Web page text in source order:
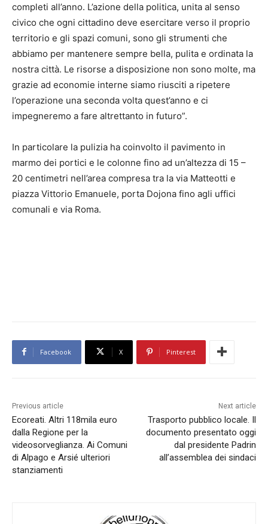
completi all’anno. L’azione della politica, unita al senso
civico che ogni cittadino deve esercitare verso il proprio
territorio e gli spazi comuni, sono gli strumenti che
abbiamo per mantenere sempre bella, pulita e ordinata la
nostra città. Le risorse a disposizione non sono molte, ma
grazie ad economie interne siamo riusciti a ripetere
l’operazione una seconda volta quest’anno e ci
impegneremo a fare altrettanto in futuro”.
In particolare la pulizia ha coinvolto il pavimento in
marmo dei portici e le colonne fino ad un’altezza di 15 –
20 centimetri nell’area compresa tra la via Matteotti e
piazza Vittorio Emanuele, porta Dojona fino agli uffici
comunali e via Roma.
Facebook X Pinterest
Previous article
Ecoreati. Altri 118mila euro
dalla Regione per la
videosorveglianza. Ai Comuni
di Alpago e Arsié ulteriori
stanziamenti
Next article
Trasporto pubblico locale. Il
documento presentato oggi
dal presidente Padrin
all’assemblea dei sindaci